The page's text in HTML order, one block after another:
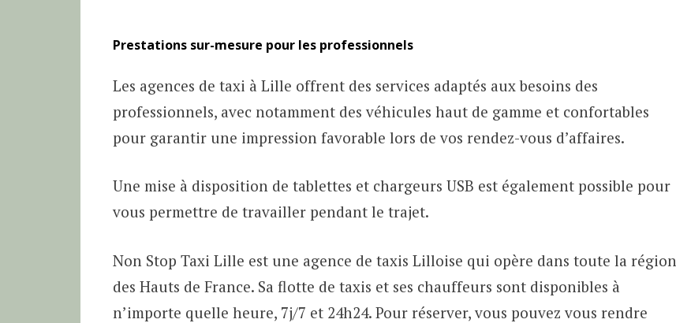
Prestations sur-mesure pour les professionnels
Les agences de taxi à Lille offrent des services adaptés aux besoins des
professionnels, avec notamment des véhicules haut de gamme et confortables
pour garantir une impression favorable lors de vos rendez-vous d’affaires.
Une mise à disposition de tablettes et chargeurs USB est également possible pour
vous permettre de travailler pendant le trajet.
Non Stop Taxi Lille est une agence de taxis Lilloise qui opère dans toute la région
des Hauts de France. Sa flotte de taxis et ses chauffeurs sont disponibles à
n’importe quelle heure, 7j/7 et 24h24. Pour réserver, vous pouvez vous rendre